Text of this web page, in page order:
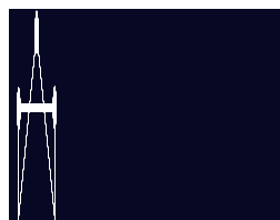
Перейти
содержимому